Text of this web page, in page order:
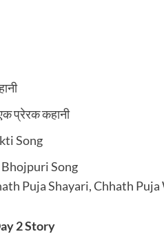
प्रेरक कहानी
Song
Bhojpuri Song
Puja Shayari, Chhath Puja
2 Story